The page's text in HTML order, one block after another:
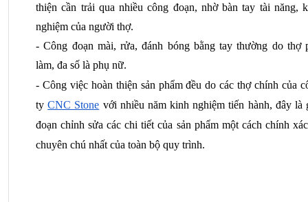
thiện cần trải qua nhiều công đoạn, nhờ bàn tay tài năng,
nghiệm của người thợ.
- Công đoạn mài, rửa, đánh bóng bằng tay thường do thợ
làm, đa số là phụ nữ.
- Công việc hoàn thiện sản phẩm đều do các thợ chính của
ty CNC Stone với nhiều năm kinh nghiệm tiến hành, đây là
đoạn chỉnh sửa các chi tiết của sản phẩm một cách chính
chuyên chú nhất của toàn bộ quy trình.